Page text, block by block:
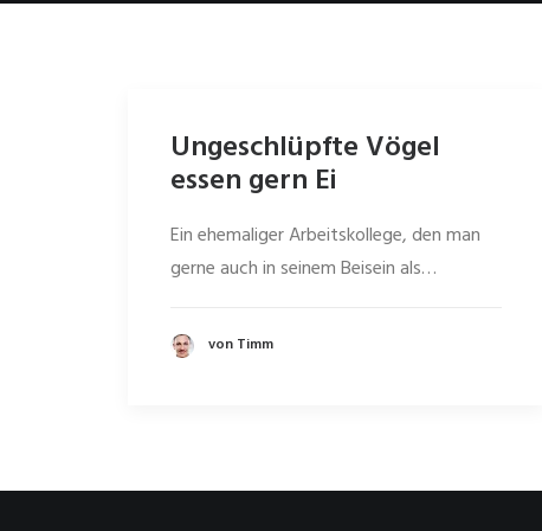
Ungeschlüpfte Vögel
essen gern Ei
Ein ehemaliger Arbeitskollege, den man
gerne auch in seinem Beisein als…
von Timm